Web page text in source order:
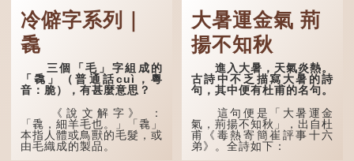
冷僻字系列｜
毳
三個「毛」字組成的
「毳」（普通話cuì，粵
音：脆），有甚麼意思？
《說文解字》 ：
「毳，細羊毛也。」「毳」
本指人體或鳥獸的毛髮，或
由毛織成的製品。
大暑運金氣 荊
揚不知秋
進入大暑，天氣炎熱。
古詩中不乏描寫大暑的詩
句，其中便有杜甫的名句。
這句便是「大暑運金
氣，荊揚不知秋」，出自杜
甫《毒熱寄簡崔評事十六
弟》。全詩如下：